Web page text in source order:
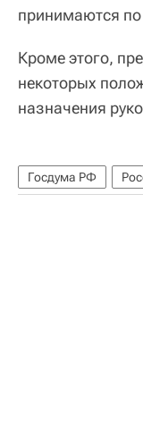
принимаются
Кроме этого,
некоторых
назначения
Госдума РФ